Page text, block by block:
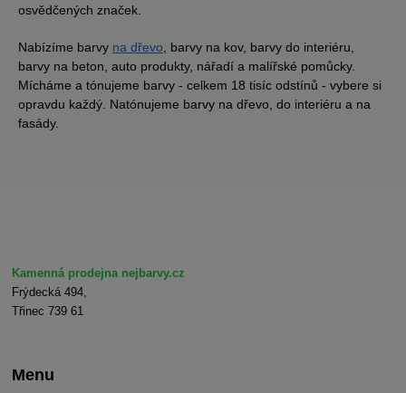
osvědčených značek.
Nabízíme barvy na dřevo, barvy na kov, barvy do interiéru,
barvy na beton, auto produkty, nářadí a malířské pomůcky.
Mícháme a tónujeme barvy - celkem 18 tisíc odstínů - vybere si
opravdu každý. Natónujeme barvy na dřevo, do interiéru a na
fasády.
Kamenná prodejna nejbarvy.cz
Frýdecká 494,
Třinec 739 61
Menu